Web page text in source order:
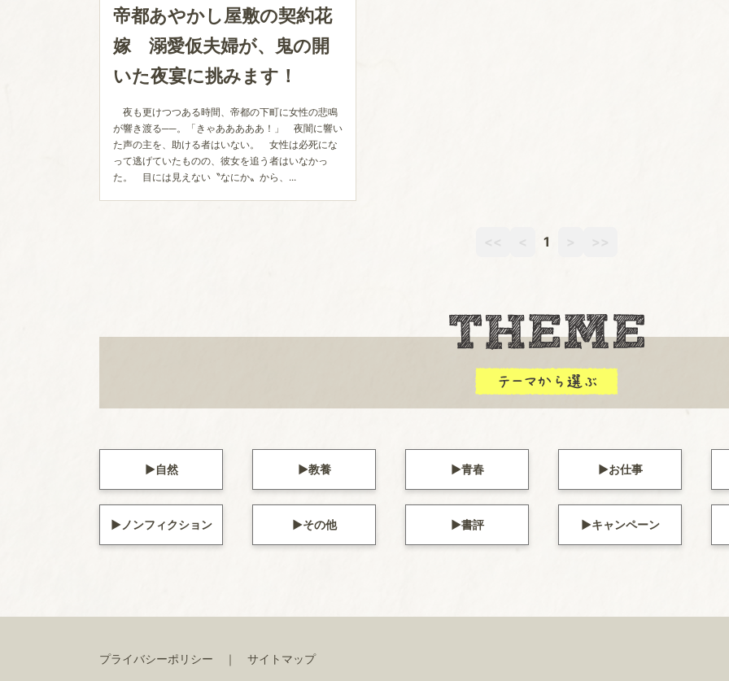
帝都あやかし屋敷の契約花
嫁 溺愛仮夫婦が、鬼の開
いた夜宴に挑みます！
夜も更けつつある時間、帝都の下町に女性の悲鳴
が響き渡る──。「きゃあああああ！」 夜闇に響い
た声の主を、助ける者はいない。 女性は必死にな
って逃げていたものの、彼女を追う者はいなかっ
た。 目には見えない〝なにか〟から、...
1
自然 教養 青春 お仕事
ノンフィクション その他 書評 キャンペーン
プライバシーポリシー サイトマップ